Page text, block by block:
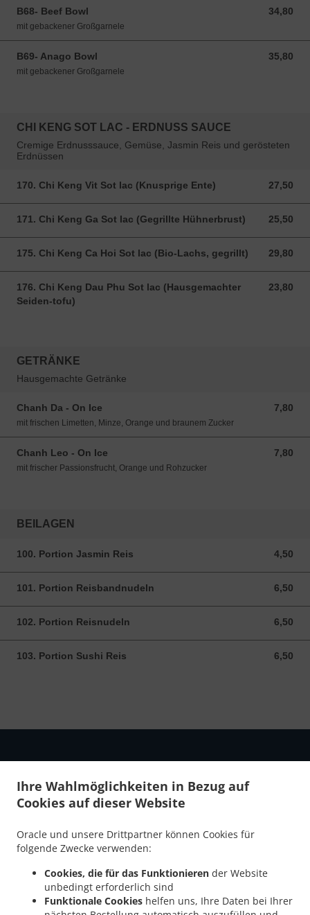
Ihre Wahlmöglichkeiten in Bezug auf
Cookies auf dieser Website
Oracle und unsere Drittpartner können Cookies für
folgende Zwecke verwenden:
Cookies, die für das Funktionieren der Website
unbedingt erforderlich sind
Funktionale Cookies helfen uns, Ihre Daten bei Ihrer
B68- Beef Bowl 34,80
34,80 EUR
mit gebackener Großgarnele
B69- Anago Bowl 35,80
35,80 EUR
mit gebackener Großgarnele
CHI KENG SOT LAC - ERDNUSS SAUCE
Cremige Erdnusssauce, Gemüse, Jasmin Reis und gerösteten
Erdnüssen
170. Chi Keng Vit Sot lac (Knusprige Ente) 27,50
27,50 EUR
171. Chi Keng Ga Sot lac (Gegrillte Hühnerbrust) 25,50
25,50 EUR
175. Chi Keng Ca Hoi Sot lac (Bio-Lachs, gegrillt) 29,80
29,80 EUR
176. Chi Keng Dau Phu Sot lac (Hausgemachter
Seiden-tofu)
23,80
23,80 EUR
GETRÄNKE
Hausgemachte Getränke
Chanh Da - On Ice 7,80
7,80 EUR
mit frischen Limetten, Minze, Orange und braunem Zucker
Chanh Leo - On Ice 7,80
7,80 EUR
mit frischer Passionsfrucht, Orange und Rohzucker
BEILAGEN
100. Portion Jasmin Reis 4,50
4,50 EUR
101. Portion Reisbandnudeln 6,50
6,50 EUR
102. Portion Reisnudeln 6,50
6,50 EUR
103. Portion Sushi Reis 6,50
6,50 EUR
Datenschutzrichtlinie . Nutzungsbedingungen
Kontakt
+49 331 95137757
+49 331 95137767
Links